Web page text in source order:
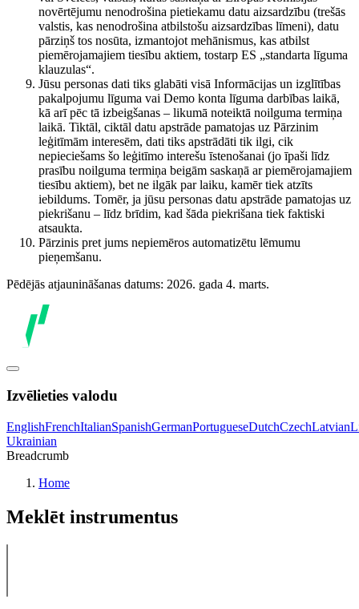
novērtējumu nenodrošina pietiekamu datu aizsardzību (trešās
valstis, kas nenodrošina atbilstošu aizsardzības līmeni), datu
pārziņš tos nosūta, izmantojot mehānismus, kas atbilst
piemērojamajiem tiesību aktiem, tostarp ES „standarta līguma
klauzulas“.
Jūsu personas dati tiks glabāti visā Informācijas un izglītības
pakalpojumu līguma vai Demo konta līguma darbības laikā,
kā arī pēc tā izbeigšanas – likumā noteiktā noilguma termiņa
laikā. Tiktāl, ciktāl datu apstrāde pamatojas uz Pārzinim
leģitīmām interesēm, dati tiks apstrādāti tik ilgi, cik
nepieciešams šo leģitīmo interešu īstenošanai (jo īpaši līdz
prasību noilguma termiņa beigām saskaņā ar piemērojamajiem
tiesību aktiem), bet ne ilgāk par laiku, kamēr tiek atzīts
iebildums. Tomēr, ja jūsu personas datu apstrāde pamatojas uz
piekrišanu – līdz brīdim, kad šāda piekrišana tiek faktiski
atsaukta.
Pārzinis pret jums nepiemēros automatizētu lēmumu
pieņemšanu.
Pēdējās atjaunināšanas datums: 2026. gada 4. marts.
Izvēlieties valodu
EnglishFrenchItalianSpanishGermanPortugueseDutchCzechLatvian
Ukrainian
Breadcrumb
Home
Meklēt instrumentus